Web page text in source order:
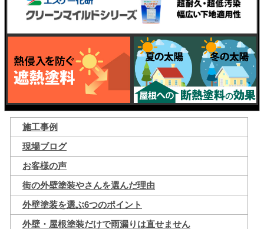
施工事例
現場ブログ
お客様の声
街の外壁塗装やさんを選んだ理由
外壁塗装を選ぶ6つのポイント
外壁・屋根塗装だけで雨漏りは直せません